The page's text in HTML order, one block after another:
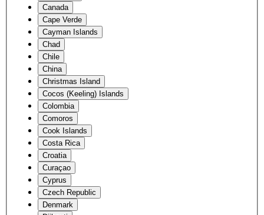
Canada
Cape Verde
Cayman Islands
Chad
Chile
China
Christmas Island
Cocos (Keeling) Islands
Colombia
Comoros
Cook Islands
Costa Rica
Croatia
Curaçao
Cyprus
Czech Republic
Denmark